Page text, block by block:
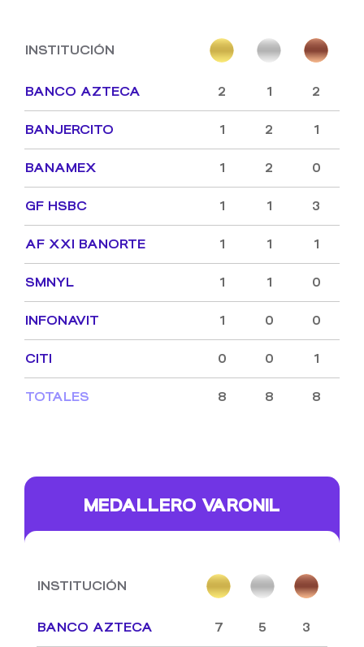
INSTITUCIÓN
BANCO AZTECA 2 1 2
BANJERCITO 1 2 1
BANAMEX 1 2 0
GF HSBC 1 1 3
AF XXI BANORTE 1 1 1
SMNYL 1 1 0
INFONAVIT 1 0 0
CITI 0 0 1
TOTALES 8 8 8
MEDALLERO VARONIL
INSTITUCIÓN
BANCO AZTECA 7 5 3